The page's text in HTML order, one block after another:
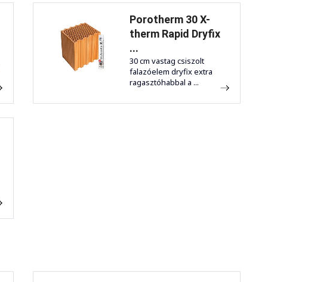
Porotherm 30 X-
therm Rapid Dryfix
...
30 cm vastag csiszolt
falazóelem dryfix extra
ragasztóhabbal a ...